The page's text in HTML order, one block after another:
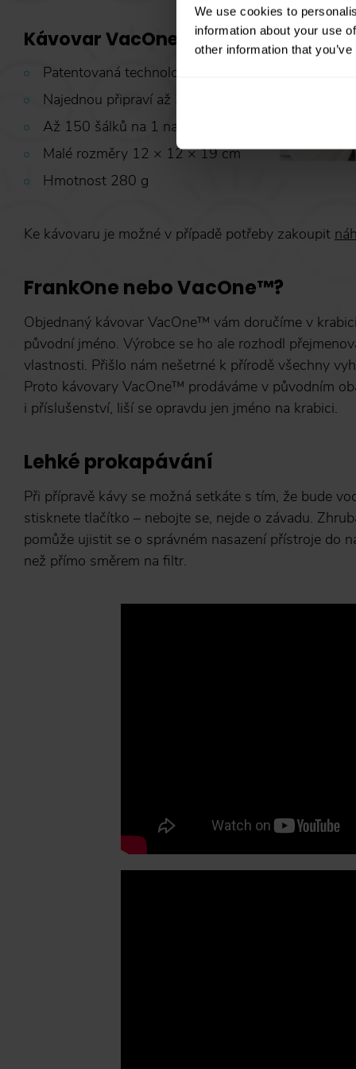
We use cookies to
information about your use
other information that
Kávovar VacOne™ v kostce:
Patentovaná technologie pro rychlou přípravu kávy
Najednou připraví až 350 ml kávy
Až 150 šálků na 1 nabití přes USB
Malé rozměry 12 × 12 × 19 cm
Hmotnost 280 g
Ke kávovaru je možné v případě potřeby zakoupit
FrankOne nebo VacOne™?
Objednaný kávovar VacOne™ vám doručíme v
původní jméno. Výrobce se ho ale rozhodl
vlastnosti. Přišlo nám nešetrné k přírodě všechny
Proto kávovary VacOne™ prodáváme v původním
i příslušenství, liší se opravdu jen jméno na krabici.
Lehké prokapávání
Při přípravě kávy se možná setkáte s tím, že bude
stisknete tlačítko – nebojte se, nejde o závadu.
pomůže ujistit se o správném nasazení přístroje do
než přímo směrem na filtr.